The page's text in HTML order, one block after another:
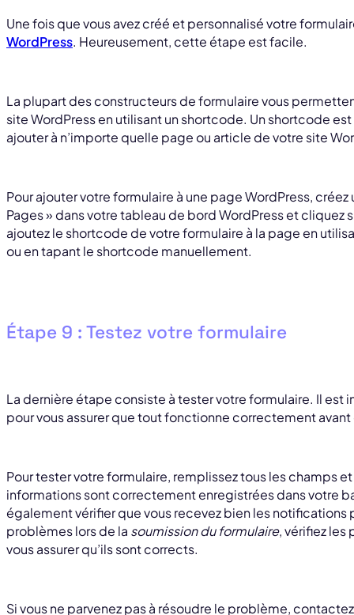
Une fois que vous avez créé et personnalisé votre
WordPress. Heureusement, cette étape est facile.
La plupart des constructeurs de formulaire vous
site WordPress en utilisant un shortcode. Un shortcode
ajouter à n’importe quelle page ou article de votre site
Pour ajouter votre formulaire à une page WordPress,
Pages » dans votre tableau de bord WordPress et cliquez
ajoutez le shortcode de votre formulaire à la page en
ou en tapant le shortcode manuellement.
Étape 9 : Testez votre formulaire
La dernière étape consiste à tester votre formulaire. Il
pour vous assurer que tout fonctionne correctement
Pour tester votre formulaire, remplissez tous les champs
informations sont correctement enregistrées dans votre
également vérifier que vous recevez bien les notifications
problèmes lors de la soumission du formulaire, vérifiez les
vous assurer qu’ils sont corrects.
Si vous ne parvenez pas à résoudre le problème,